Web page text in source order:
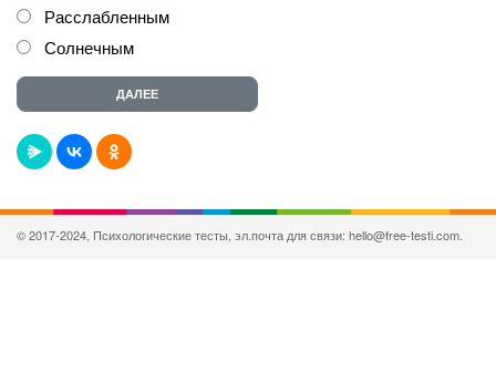
Расслабленным
Солнечным
© 2017-2024, Психологические тесты, эл.почта для связи: hello@free-testi.com.